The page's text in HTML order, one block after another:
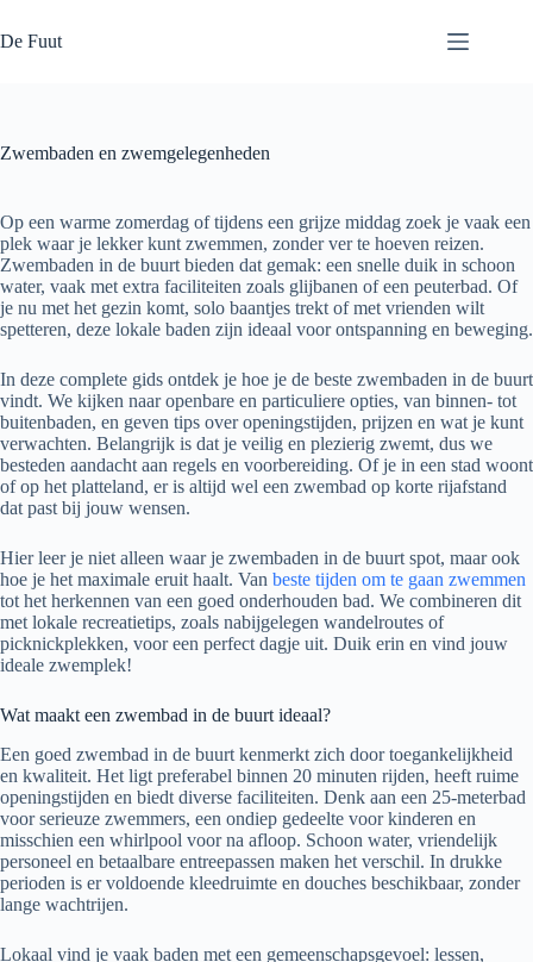
naar
de
De Fuut
Zwembaden en zwemgelegenheden
Op een warme zomerdag of tijdens een grijze middag zoek je vaak een
plek waar je lekker kunt zwemmen, zonder ver te hoeven reizen.
Zwembaden in de buurt bieden dat gemak: een snelle duik in schoon
water, vaak met extra faciliteiten zoals glijbanen of een peuterbad. Of
je nu met het gezin komt, solo baantjes trekt of met vrienden wilt
spetteren, deze lokale baden zijn ideaal voor ontspanning en beweging.
In deze complete gids ontdek je hoe je de beste zwembaden in de buurt
vindt. We kijken naar openbare en particuliere opties, van binnen- tot
buitenbaden, en geven tips over openingstijden, prijzen en wat je kunt
verwachten. Belangrijk is dat je veilig en plezierig zwemt, dus we
besteden aandacht aan regels en voorbereiding. Of je in een stad woont
of op het platteland, er is altijd wel een zwembad op korte rijafstand
dat past bij jouw wensen.
Hier leer je niet alleen waar je zwembaden in de buurt spot, maar ook
hoe je het maximale eruit haalt. Van beste tijden om te gaan zwemmen
tot het herkennen van een goed onderhouden bad. We combineren dit
met lokale recreatietips, zoals nabijgelegen wandelroutes of
picknickplekken, voor een perfect dagje uit. Duik erin en vind jouw
ideale zwemplek!
Wat maakt een zwembad in de buurt ideaal?
Een goed zwembad in de buurt kenmerkt zich door toegankelijkheid
en kwaliteit. Het ligt preferabel binnen 20 minuten rijden, heeft ruime
openingstijden en biedt diverse faciliteiten. Denk aan een 25-meterbad
voor serieuze zwemmers, een ondiep gedeelte voor kinderen en
misschien een whirlpool voor na afloop. Schoon water, vriendelijk
personeel en betaalbare entreepassen maken het verschil. In drukke
perioden is er voldoende kleedruimte en douches beschikbaar, zonder
lange wachtrijen.
Lokaal vind je vaak baden met een gemeenschapsgevoel: lessen,